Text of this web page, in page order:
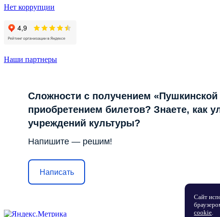
Нет коррупции
Наши партнеры
Сложности с получением
приобретением билетов? Знаете, как
учреждений культуры?
Напишите — решим!
Написать
Сайт
cookie.